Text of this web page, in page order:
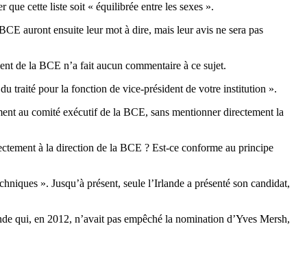
cette liste soit « équilibrée entre les sexes ».
auront ensuite leur mot à dire, mais leur avis ne sera pas
de la BCE n’a fait aucun commentaire à ce sujet.
traité pour la fonction de vice-président de votre institution ».
au comité exécutif de la BCE, sans mentionner directement la
à la direction de la BCE ? Est-ce conforme au principe
». Jusqu’à présent, seule l’Irlande a présenté son candidat,
qui, en 2012, n’avait pas empêché la nomination d’Yves Mersh,